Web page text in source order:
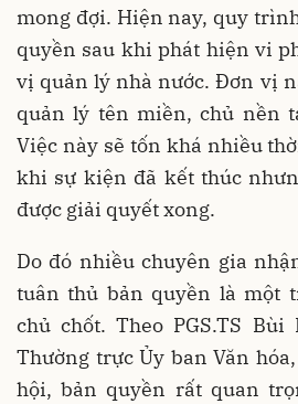
mong đợi. Hiện nay, quy
quyền sau khi phát hiện vi
vị quản lý nhà nước. Đơn vị
quản lý tên miền, chủ nền
Việc này sẽ tốn khá nhiều
khi sự kiện đã kết thúc
được giải quyết xong.
Do đó nhiều chuyên gia
tuân thủ bản quyền là một
chủ chốt. Theo PGS.TS
Thường trực Ủy ban Văn
hội, bản quyền rất quan